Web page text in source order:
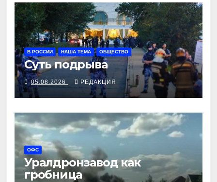
В РОССИИ НАША ТЕМА ОБЩЕСТВО
Суть подрыва
05.08.2026 РЕДАКЦИЯ
ОФС
Уралдронзавод как
гробница